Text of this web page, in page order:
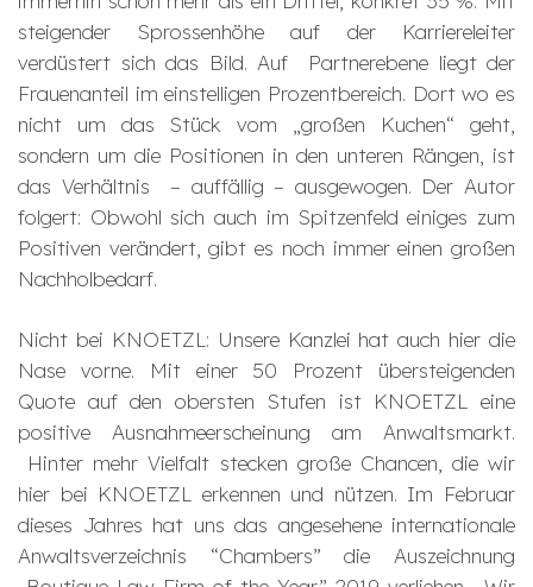
steigender Sprossenhöhe auf der Karriereleiter
verdüstert sich das Bild. Auf Partnerebene liegt der
Frauenanteil im einstelligen Prozentbereich. Dort wo es
nicht um das Stück vom „großen Kuchen“ geht,
sondern um die Positionen in den unteren Rängen, ist
das Verhältnis – auffällig – ausgewogen. Der Autor
folgert: Obwohl sich auch im Spitzenfeld einiges zum
Positiven verändert, gibt es noch immer einen großen
Nachholbedarf.
Nicht bei KNOETZL: Unsere Kanzlei hat auch hier die
Nase vorne. Mit einer 50 Prozent übersteigenden
Quote auf den obersten Stufen ist KNOETZL eine
positive Ausnahmeerscheinung am Anwaltsmarkt.
Hinter mehr Vielfalt stecken große Chancen, die wir
hier bei KNOETZL erkennen und nützen. Im Februar
dieses Jahres hat uns das angesehene internationale
Anwaltsverzeichnis “Chambers” die Auszeichnung